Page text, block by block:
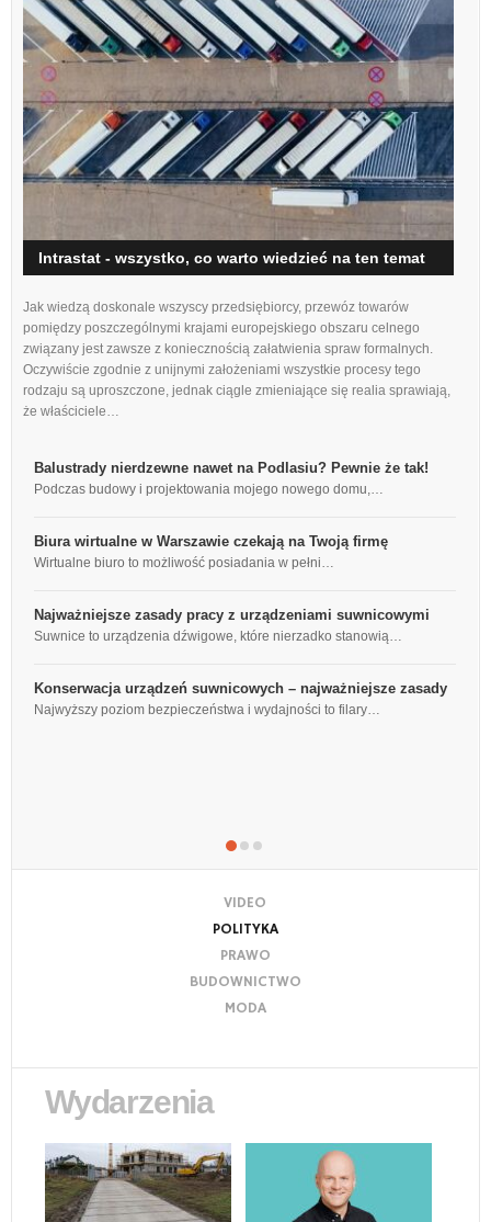
Intrastat - wszystko, co warto wiedzieć na ten temat
Jak wiedzą doskonale wszyscy przedsiębiorcy, przewóz towarów
pomiędzy poszczególnymi krajami europejskiego obszaru celnego
związany jest zawsze z koniecznością załatwienia spraw formalnych.
Oczywiście zgodnie z unijnymi założeniami wszystkie procesy tego
rodzaju są uproszczone, jednak ciągle zmieniające się realia sprawiają,
że właściciele…
Balustrady nierdzewne nawet na Podlasiu? Pewnie że tak!
Podczas budowy i projektowania mojego nowego domu,…
Biura wirtualne w Warszawie czekają na Twoją firmę
Wirtualne biuro to możliwość posiadania w pełni…
Najważniejsze zasady pracy z urządzeniami suwnicowymi
Suwnice to urządzenia dźwigowe, które nierzadko stanowią…
Konserwacja urządzeń suwnicowych – najważniejsze zasady
Najwyższy poziom bezpieczeństwa i wydajności to filary…
VIDEO
POLITYKA
PRAWO
BUDOWNICTWO
MODA
Wydarzenia